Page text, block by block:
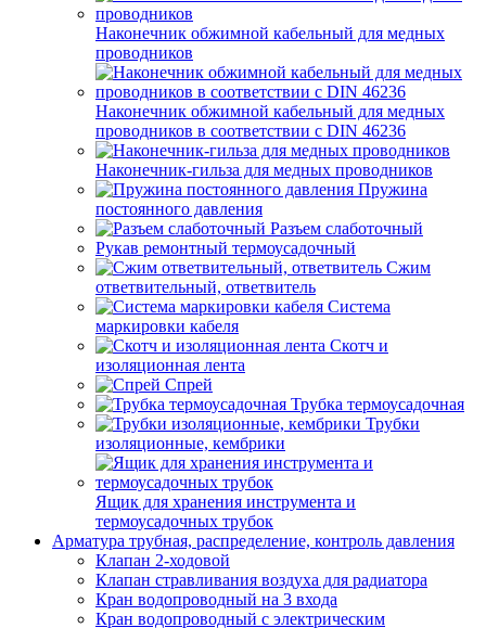
Наконечник обжимной кабельный для медных
проводников
Наконечник обжимной кабельный для медных
проводников в соответствии с DIN 46236
Наконечник-гильза для медных проводников
Пружина
постоянного давления
Разъем слаботочный
Рукав ремонтный термоусадочный
Сжим
ответвительный, ответвитель
Система
маркировки кабеля
Скотч и
изоляционная лента
Спрей
Трубка термоусадочная
Трубки
изоляционные, кембрики
Ящик для хранения инструмента и
термоусадочных трубок
Арматура трубная, распределение, контроль давления
Клапан 2-ходовой
Клапан стравливания воздуха для радиатора
Кран водопроводный на 3 входа
Кран водопроводный с электрическим